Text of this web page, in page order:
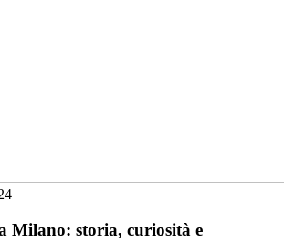
Milano: storia, curiosità e